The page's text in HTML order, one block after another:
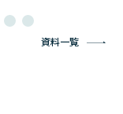
資料一覧